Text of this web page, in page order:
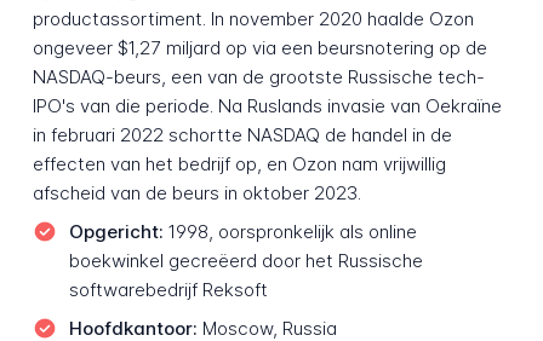
productassortiment. In november 2020 haalde Ozon
ongeveer $1,27 miljard op via een beursnotering op de
NASDAQ-beurs, een van de grootste Russische tech-
IPO's van die periode. Na Ruslands invasie van Oekraïne
in februari 2022 schortte NASDAQ de handel in de
effecten van het bedrijf op, en Ozon nam vrijwillig
afscheid van de beurs in oktober 2023.
Opgericht: 1998, oorspronkelijk als online
boekwinkel gecreëerd door het Russische
softwarebedrijf Reksoft
Hoofdkantoor: Moscow, Russia